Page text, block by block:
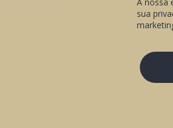
sua